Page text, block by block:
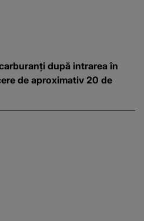
după intrarea în
de aproximativ 20 de